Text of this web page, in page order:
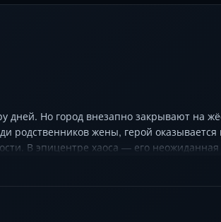
дней. Но город внезапно закрывают на
родственников жены, герой оказывается
В эпицентре хаоса — его
полифонию характеров, а оператор